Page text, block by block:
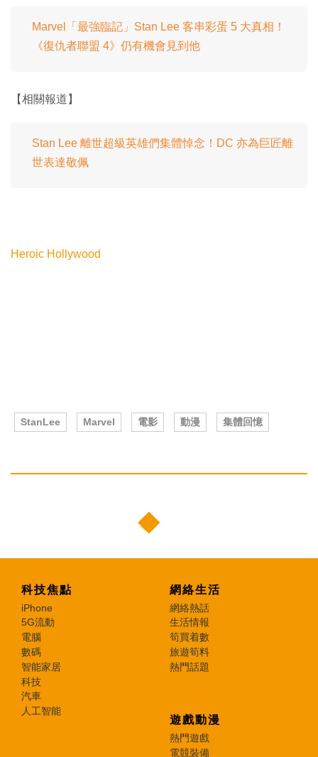
Marvel「最強臨記」Stan Lee 客串彩蛋 5 大真相！
《復仇者聯盟 4》仍有機會見到他
【相關報道】
Stan Lee 離世超級英雄們集體悼念！DC 亦為巨匠離
世表達敬佩
Heroic Hollywood
StanLee Marvel 電影 動漫 集體回憶
科技焦點
iPhone
5G流動
電腦
數碼
智能家居
科技
汽車
人工智能
網絡生活
網絡熱話
生活情報
筍買着數
旅遊筍料
熱門話題
遊戲動漫
熱門遊戲
電競裝備